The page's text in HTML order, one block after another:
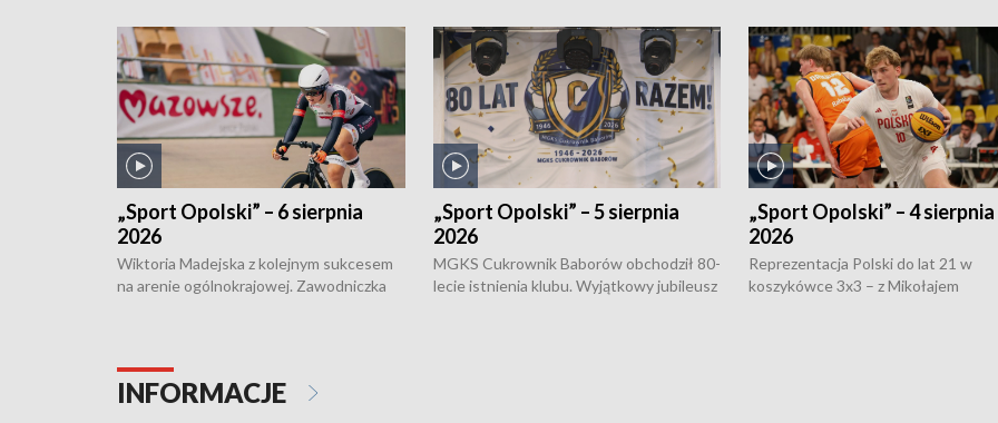
„Sport Opolski” – 6 sierpnia
2026
Wiktoria Madejska z kolejnym sukcesem
na arenie ogólnokrajowej. Zawodniczka
torowym.
„Sport Opolski” – 5 sierpnia
2026
MGKS Cukrownik Baborów obchodził 80-
lecie istnienia klubu. Wyjątkowy jubileusz
„Sport Opolski” – 4 sierpnia
2026
Reprezentacja Polski do lat 21 w
koszykówce 3x3 – z Mikołajem
INFORMACJE